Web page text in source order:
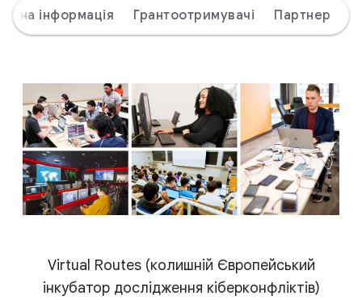
інформація Грантоотримувачі Партнер
Virtual Routes (колишній Європейський
інкубатор дослідження кіберконфліктів)